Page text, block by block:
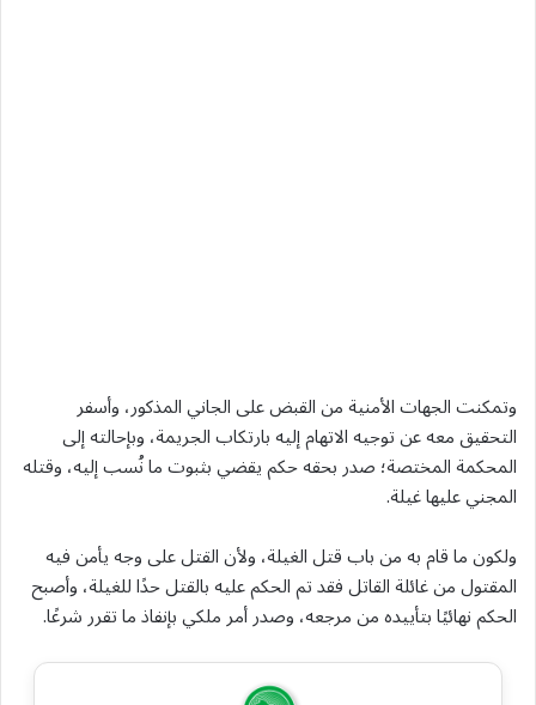
وتمكنت الجهات الأمنية من القبض على الجاني المذكور، وأسفر
التحقيق معه عن توجيه الاتهام إليه بارتكاب الجريمة، وبإحالته إلى
المحكمة المختصة؛ صدر بحقه حكم يقضي بثبوت ما نُسب إليه، وقتله
المجني عليها غيلة.
ولكون ما قام به من باب قتل الغيلة، ولأن القتل على وجه يأمن فيه
المقتول من غائلة القاتل فقد تم الحكم عليه بالقتل حدًا للغيلة، وأصبح
الحكم نهائيًا بتأييده من مرجعه، وصدر أمر ملكي بإنفاذ ما تقرر شرعًا.